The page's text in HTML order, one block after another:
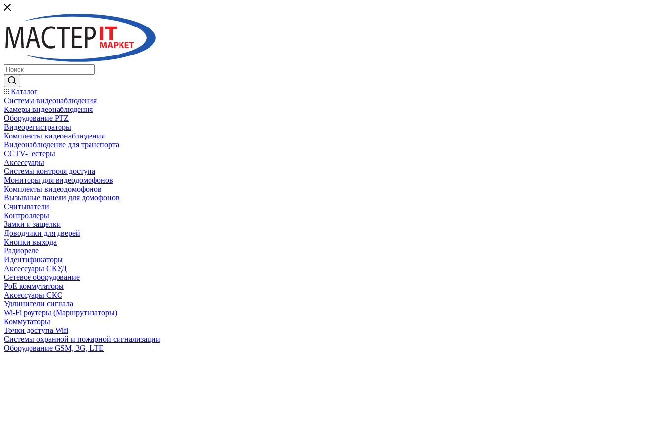
Каталог
Системы видеонаблюдения
Камеры видеонаблюдения
Оборудование PTZ
Видеорегистраторы
Комплекты видеонаблюдения
Видеонаблюдение для транспорта
CCTV-Тестеры
Аксессуары
Системы контроля доступа
Мониторы для видеодомофонов
Комплекты видеодомофонов
Вызывные панели для домофонов
Считыватели
Контроллеры
Замки и защелки
Доводчики для дверей
Кнопки выхода
Радиореле
Идентификаторы
Аксессуары СКУД
Сетевое оборудование
PoE коммутаторы
Аксессуары СКС
Удлинители сигнала
Wi-Fi роутеры (Маршрутизаторы)
Коммутаторы
Точки доступа Wifi
Системы охранной и пожарной сигнализации
Оборудование GSM, 3G, LTE